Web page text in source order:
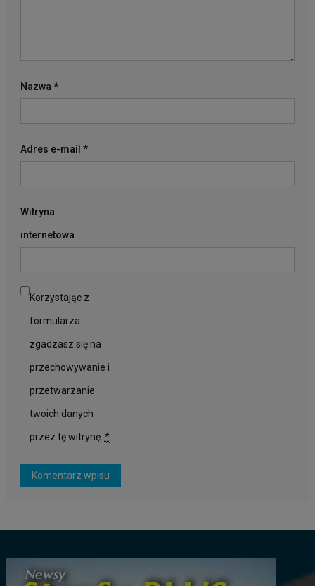
Nazwa *
Adres e-mail *
Witryna
internetowa
Korzystając z
formularza
zgadzasz się na
przechowywanie i
przetwarzanie
twoich danych
przez tę witrynę. *